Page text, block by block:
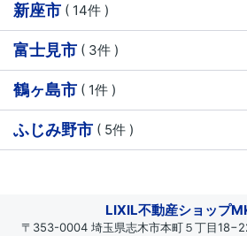
新座市 ( 14件 )
富士見市 ( 3件 )
鶴ヶ島市 ( 1件 )
ふじみ野市 ( 5件 )
LIXIL不動産ショップ
〒353-0004 埼玉県志木市本町５丁目